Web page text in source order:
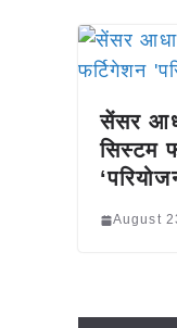
सेंसर
सिस्टम
August